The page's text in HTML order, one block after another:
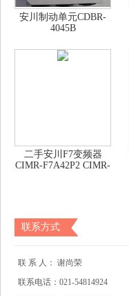
安川制动单元CDBR-
4045B
二手安川F7变频器
CIMR-F7A42P2 CIMR-
联系方式
联 系 人： 谢尚荣
联系电话： 021-54814924